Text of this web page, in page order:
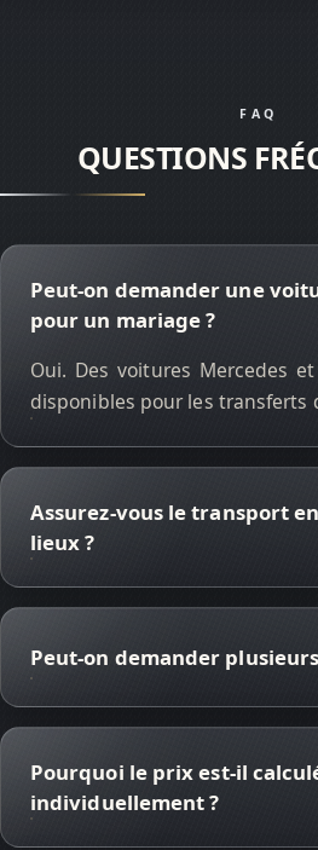
FAQ
QUESTIONS
Peut-on demander une
pour un mariage ?
Oui. Des voitures Mercedes
disponibles pour les transferts
Assurez-vous le transport
lieux ?
Peut-on demander
Pourquoi le prix est-il
individuellement ?